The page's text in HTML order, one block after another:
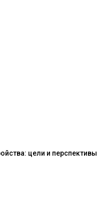
цели и перспективы